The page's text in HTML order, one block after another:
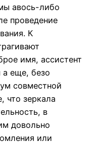
авось-либо
проведение
К
имя, ассистент
а еще, безо
совместной
что зеркала
в
довольно
или